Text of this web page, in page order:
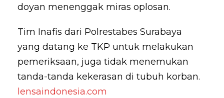
doyan menenggak miras oplosan.
Tim Inafis dari Polrestabes Surabaya
yang datang ke TKP untuk melakukan
pemeriksaan, juga tidak menemukan
tanda-tanda kekerasan di tubuh korban.
lensaindonesia.com